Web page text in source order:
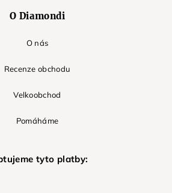
O Diamondi
O nás
Recenze obchodu
Velkoobchod
Pomáháme
tyto platby: